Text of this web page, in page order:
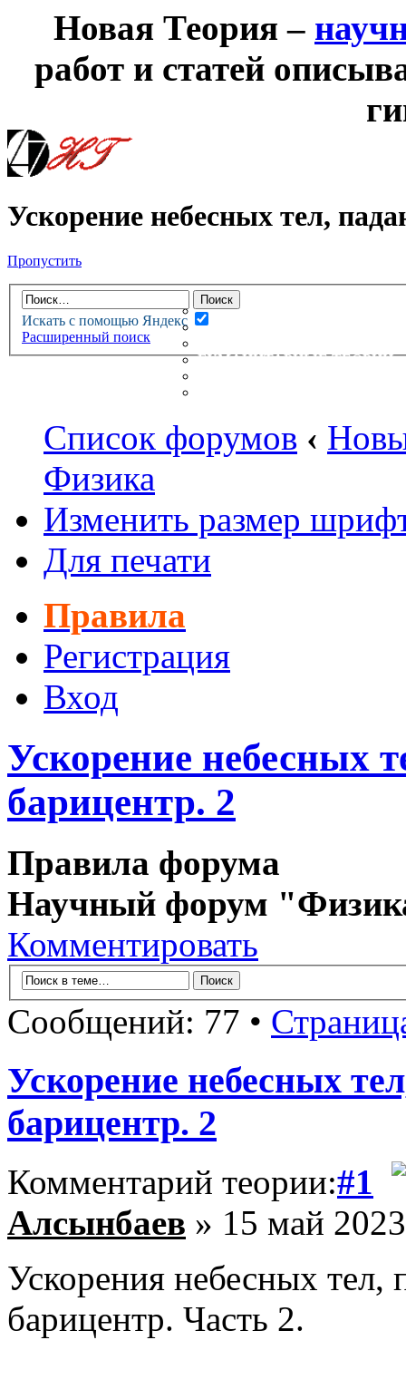
Новая Теория –
работ и статей
Ускорение небесных тел,
Пропустить
Искать с помощью Яндекс
Расширенный поиск
НОВАЯ ТЕОРИЯФОРУМ
НОВЫЕ СООБЩЕНИЯ
НЕПРОЧИТАННЫЕ
ГУМАНИТАРНЫЕ ТЕОРИИ
Список форумов ‹
Физика
Изменить размер
Для печати
Правила
Регистрация
Вход
Ускорение небесных
барицентр. 2
Правила форума
Научный форум
Комментировать
Сообщений: 77 •
Ускорение небесных
барицентр. 2
Комментарий теории:#1
Алсынбаев » 15 май
Ускорения небесных
барицентр. Часть 2.